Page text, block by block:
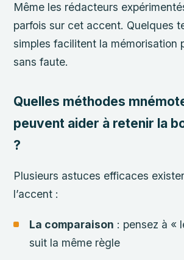
Même les rédacteurs
parfois sur cet accent. Quelques
simples facilitent la mémorisation
sans faute.
Quelles méthodes
peuvent aider à retenir la
?
Plusieurs astuces efficaces
l’accent :
La comparaison : pensez à «
suit la même règle